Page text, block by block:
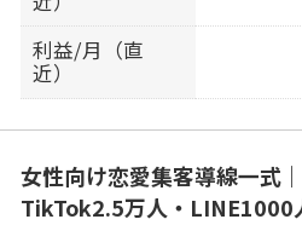
利益/月（直
近）
女性向け恋愛集客導線一式
TikTok2.5万人・